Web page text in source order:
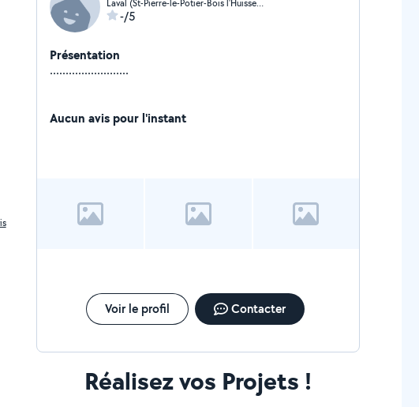
Laval (St-Pierre-le-Potier-Bois l'Huisserie)
-/5
Présentation
.........................
Aucun avis pour l'instant
Voir le profil Contacter
Réalisez vos Projets !